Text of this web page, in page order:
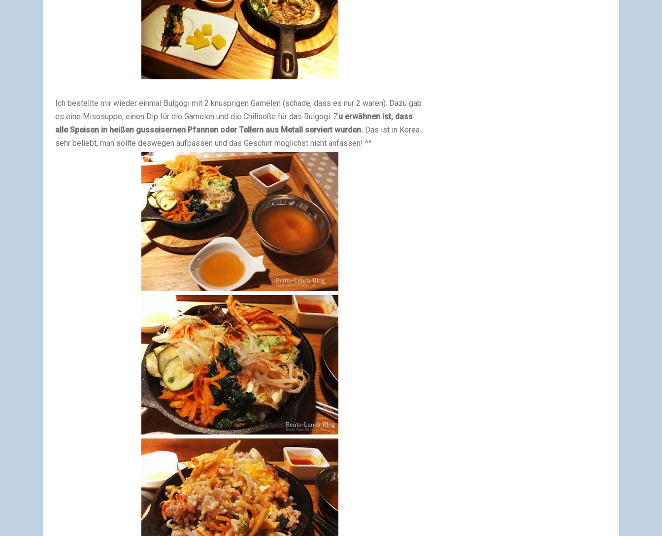
Ich bestellte mir wieder einmal Bulgogi mit 2 knusprigen Garnelen (schade, dass es nur 2 waren). Dazu gab
es eine Misosuppe, einen Dip für die Garnelen und die Chilisoße für das Bulgogi. Zu erwähnen ist, dass
alle Speisen in heißen gusseisernen Pfannen oder Tellern aus Metall serviert wurden. Das ist in Korea
sehr beliebt, man sollte deswegen aufpassen und das Geschirr möglichst nicht anfassen! ^^